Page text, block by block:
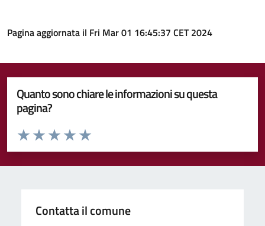
Pagina aggiornata il Fri Mar 01 16:45:37 CET 2024
Quanto sono chiare le informazioni su questa
pagina?
Valuta da 1 a 5 stelle la pagina
Valuta 5 stelle su 5
Valuta 4 stelle su 5
Valuta 3 stelle su 5
Valuta 2 stelle su 5
Valuta 1 stelle su 5
Contatta il comune